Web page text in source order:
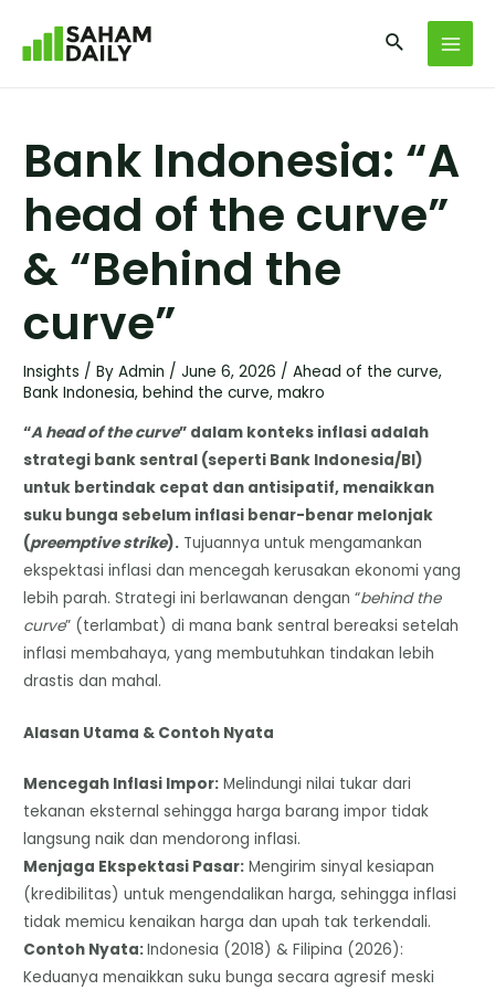
Bank Indonesia: “A
head of the curve”
& “Behind the
curve”
Insights / ByAdmin /June 6, 2026 /Ahead of the curve,
Bank Indonesia,behind the curve,makro
“A head of the curve” dalam konteks inflasi adalah
strategi bank sentral (seperti Bank Indonesia/BI)
untuk bertindak cepat dan antisipatif, menaikkan
suku bunga sebelum inflasi benar-benar melonjak
(preemptive strike). Tujuannya untuk mengamankan
ekspektasi inflasi dan mencegah kerusakan ekonomi yang
lebih parah. Strategi ini berlawanan dengan “behind the
curve” (terlambat) di mana bank sentral bereaksi setelah
inflasi membahaya, yang membutuhkan tindakan lebih
drastis dan mahal.
Alasan Utama & Contoh Nyata
Mencegah Inflasi Impor: Melindungi nilai tukar dari
tekanan eksternal sehingga harga barang impor tidak
langsung naik dan mendorong inflasi.
Menjaga Ekspektasi Pasar: Mengirim sinyal kesiapan
(kredibilitas) untuk mengendalikan harga, sehingga inflasi
tidak memicu kenaikan harga dan upah tak terkendali.
Contoh Nyata:Indonesia (2018) & Filipina (2026):
Keduanya menaikkan suku bunga secara agresif meski